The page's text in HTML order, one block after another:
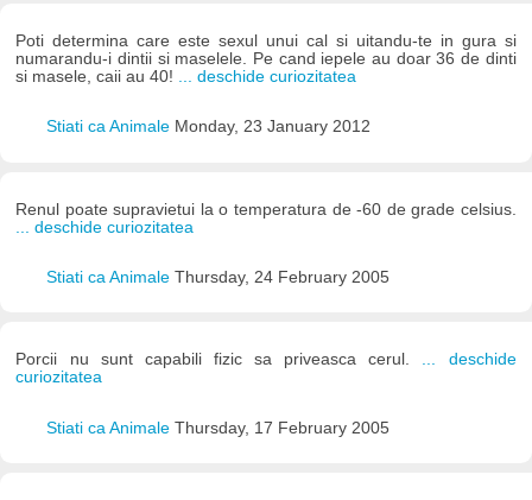
Poti determina care este sexul unui cal si uitandu-te in gura si
numarandu-i dintii si maselele. Pe cand iepele au doar 36 de dinti
si masele, caii au 40!
... deschide curiozitatea
Stiati ca Animale Monday, 23 January 2012
Renul poate supravietui la o temperatura de -60 de grade celsius.
... deschide curiozitatea
Stiati ca Animale Thursday, 24 February 2005
Porcii nu sunt capabili fizic sa priveasca cerul. ... deschide
curiozitatea
Stiati ca Animale Thursday, 17 February 2005